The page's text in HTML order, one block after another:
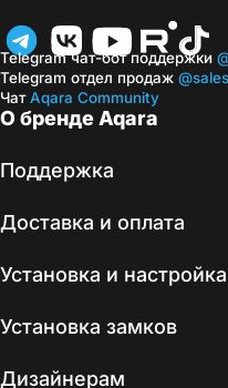
О бренде Aqara
Поддержка
Доставка и оплата
Установка и настройка
Установка замков
Дизайнерам
Telegram чат-бот поддержки
Telegram отдел продаж
ЧатAqara Community